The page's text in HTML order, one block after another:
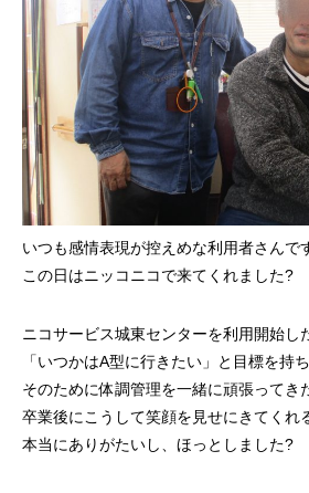
いつも感情表現が控えめな利用者さんで
この日はニッコニコで来てくれました?
ニコサービス城東センターを利用開始し
「いつかはA型に行きたい」と目標を持ち
そのために体調管理を一緒に頑張ってき
卒業後にこうして笑顔を見せにきてくれ
本当にありがたいし、ほっとしました?